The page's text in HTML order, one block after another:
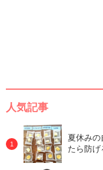
人気記事
夏休み
たら防げ